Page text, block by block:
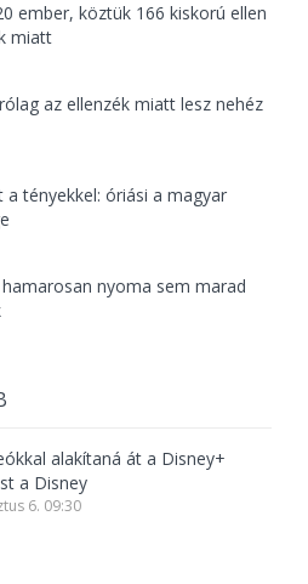
ember, köztük 166 kiskorú ellen
miatt
az ellenzék miatt lesz nehéz
tényekkel: óriási a magyar
nyoma sem marad
alakítaná át a Disney+
a Disney
6. 09:30